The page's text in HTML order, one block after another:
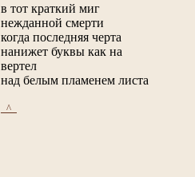
в тот краткий миг
нежданной смерти
когда последняя черта
нанижет буквы как на
вертел
над белым пламенем листа
_^_